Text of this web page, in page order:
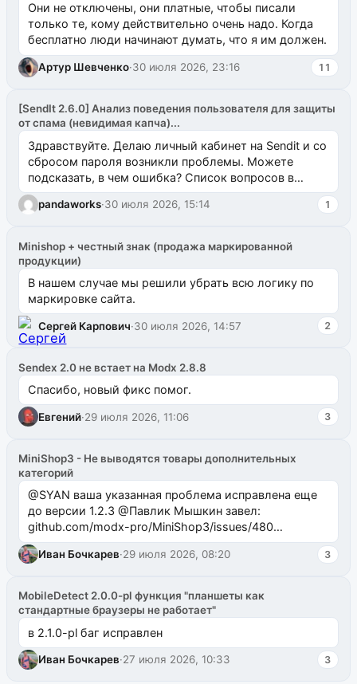
Они не отключены, они платные, чтобы писали
только те, кому действительно очень надо. Когда
бесплатно люди начинают думать, что я им должен.
Артур Шевченко·30 июля 2026, 23:16 11
[SendIt 2.6.0] Анализ поведения пользователя для защиты
от спама (невидимая капча)...
Здравствуйте. Делаю личный кабинет на Sendit и со
сбросом пароля возникли проблемы. Можете
подсказать, в чем ошибка? Список вопросов в
одноименном разделе на modx.pro пока пуст, и,...
pandaworks·30 июля 2026, 15:14 1
Minishop + честный знак (продажа маркированной
продукции)
В нашем случае мы решили убрать всю логику по
маркировке сайта.
Сергей Карпович·30 июля 2026, 14:57 2
Sendex 2.0 не встает на Modx 2.8.8
Спасибо, новый фикс помог.
Евгений·29 июля 2026, 11:06 3
MiniShop3 - Не выводятся товары дополнительных
категорий
@SYAN ваша указанная проблема исправлена еще
до версии 1.2.3 @Павлик Мышкин завел:
github.com/modx-pro/MiniShop3/issues/480
github.com/modx-pro/MiniShop3/issues/481Исправим
в б...
Иван Бочкарев·29 июля 2026, 08:20 3
MobileDetect 2.0.0-pl функция "планшеты как
стандартные браузеры не работает"
в 2.1.0-pl баг исправлен
Иван Бочкарев·27 июля 2026, 10:33 3